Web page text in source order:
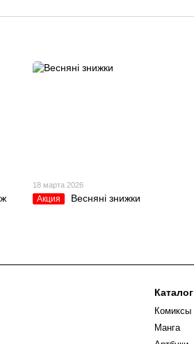
18 марта 2026
Акция Весняні знижки
Каталог
Комиксы
Манга